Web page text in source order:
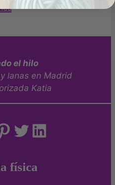
el hilo
lanas en Madrid
Katia
física